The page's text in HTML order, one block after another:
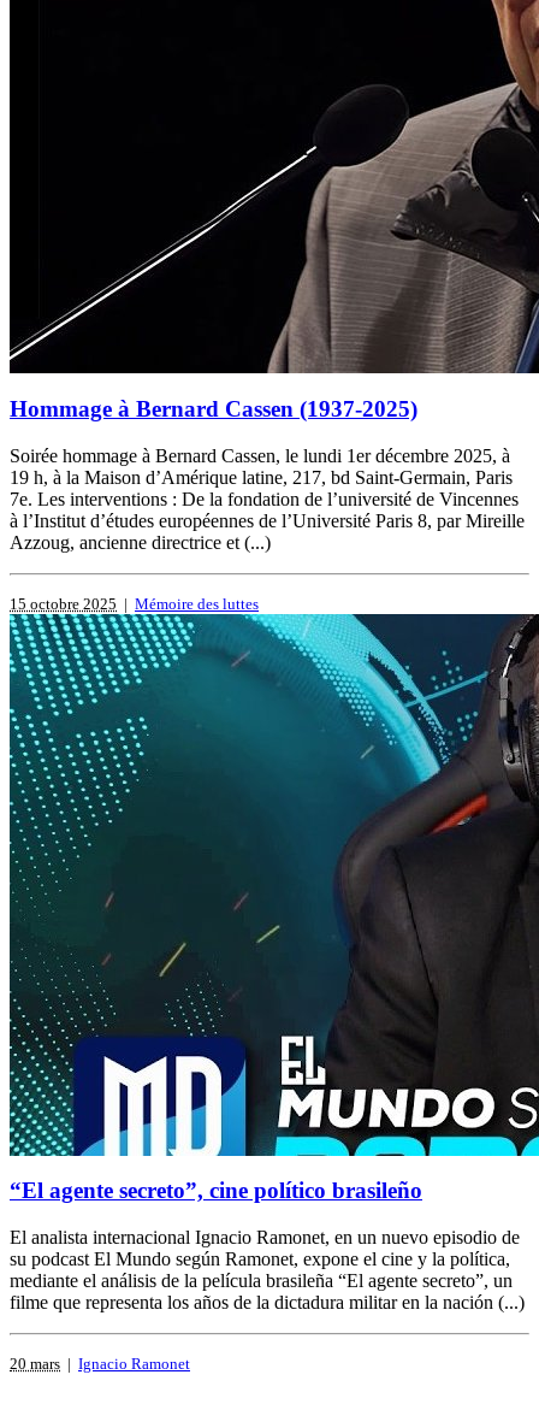
Hommage à Bernard Cassen (1937-2025)
Soirée hommage à Bernard Cassen, le lundi 1er décembre 2025, à
19 h, à la Maison d’Amérique latine, 217, bd Saint-Germain, Paris
7e. Les interventions : De la fondation de l’université de Vincennes
à l’Institut d’études européennes de l’Université Paris 8, par Mireille
Azzoug, ancienne directrice et (...)
15 octobre 2025 | Mémoire des luttes
“El agente secreto”, cine político brasileño
El analista internacional Ignacio Ramonet, en un nuevo episodio de
su podcast El Mundo según Ramonet, expone el cine y la política,
mediante el análisis de la película brasileña “El agente secreto”, un
filme que representa los años de la dictadura militar en la nación (...)
20 mars | Ignacio Ramonet